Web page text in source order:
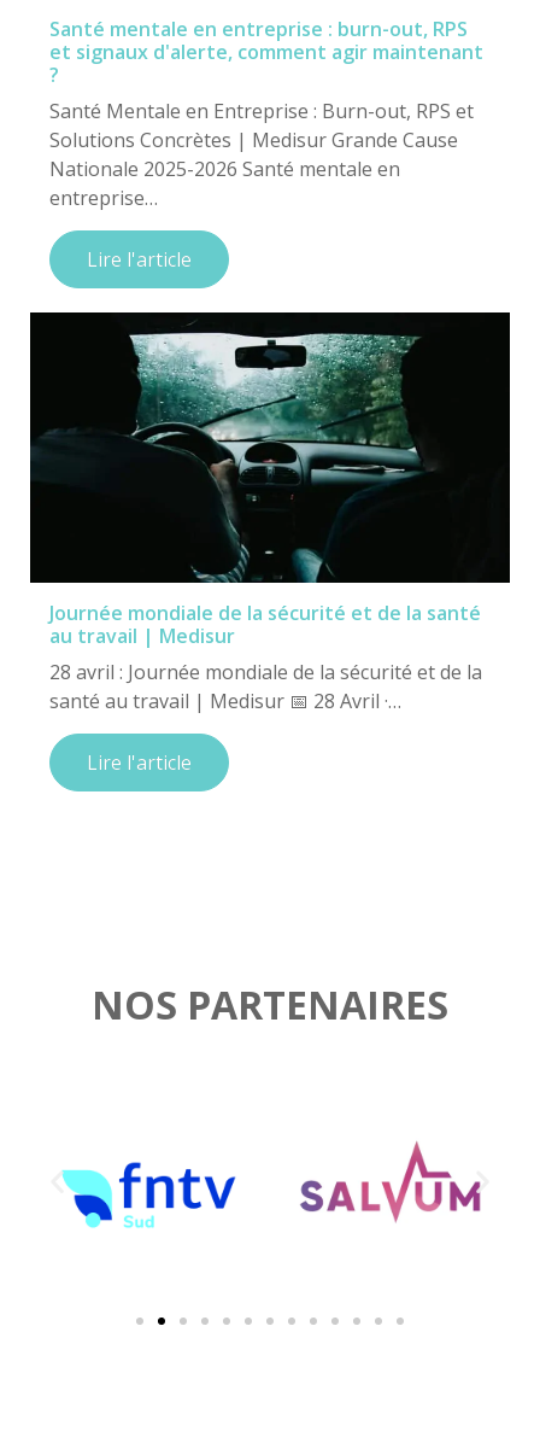
Santé mentale en entreprise : burn-out, RPS
et signaux d'alerte, comment agir maintenant
?
Santé Mentale en Entreprise : Burn-out, RPS et
Solutions Concrètes | Medisur Grande Cause
Nationale 2025-2026 Santé mentale en
entreprise…
Lire l'article
Journée mondiale de la sécurité et de la santé
au travail | Medisur
28 avril : Journée mondiale de la sécurité et de la
santé au travail | Medisur 📅 28 Avril ·…
Lire l'article
NOS PARTENAIRES